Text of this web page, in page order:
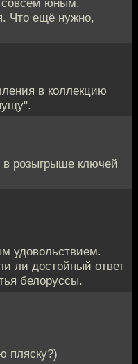
Что ещё нужно,
в коллекцию
в розыгрыше ключей
удовольствием.
ли достойный ответ
белоруссы.
пляску?)